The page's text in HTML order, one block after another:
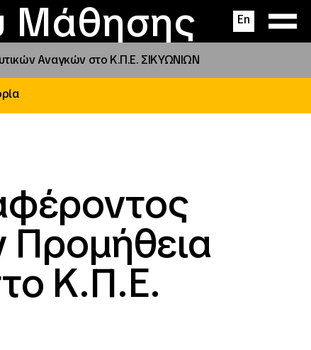
Μάθησης En
Αναγκών στο Κ.Π.Ε. ΣΙΚΥΩΝΙΩΝ
Κ.Π.Ε.